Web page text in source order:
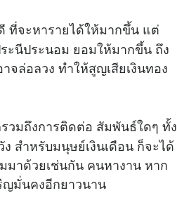
ที่จะหารายได้ให้มากขึ้น แต่
ะนีประนอม ยอมให้มากขึ้น ถึง
ล่อลวง ทำให้สูญเสียเงินทอง
วมถึงการติดต่อ สัมพันธ์ใดๆ ทั้ง
สำหรับมนุษย์เงินเดือน ก็จะได้
าด้วยเช่นกัน คนหางาน หาก
ญมั่นคงอีกยาวนาน